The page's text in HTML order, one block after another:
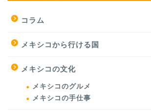
コラム
メキシコから行ける国
メキシコの文化
メキシコのグルメ
メキシコの手仕事